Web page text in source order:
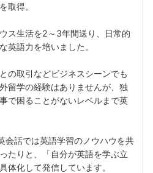
取得。
ス生活を2～3年間送り、日常的
英語力を培いました。
の取引などビジネスシーンでも
留学の経験はありませんが、独
で困ることがないレベルまで英
会話では英語学習のノウハウを共
たりと、「自分が英語を学ぶ立
体化して発信しています。